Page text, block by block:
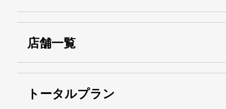
店舗一覧
トータルプラン